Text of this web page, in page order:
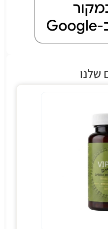
שלנו